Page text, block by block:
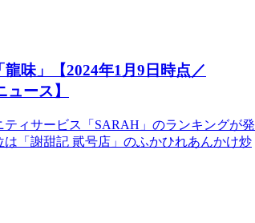
味」【2024年1月9日時点／
ース】
ィサービス「SARAH」のランキングが発
「謝甜記 貮号店」のふかひれあんかけ炒